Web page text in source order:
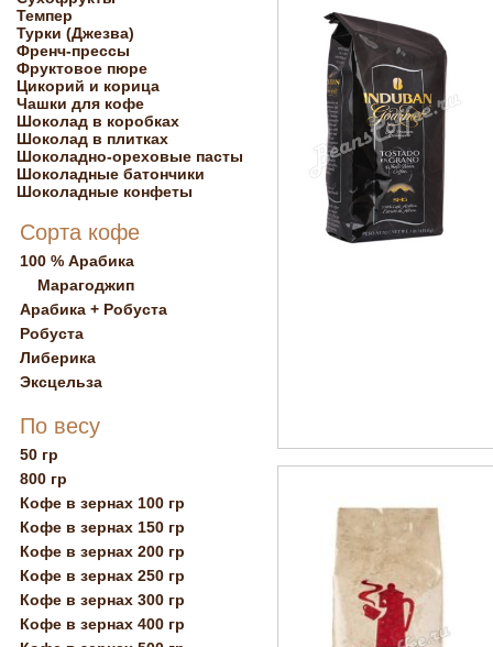
Темпер
Турки (Джезва)
Френч-прессы
Фруктовое пюре
Цикорий и корица
Чашки для кофе
Шоколад в коробках
Шоколад в плитках
Шоколадно-ореховые пасты
Шоколадные батончики
Шоколадные конфеты
Сорта кофе
100 % Арабика
Марагоджип
Арабика + Робуста
Робуста
Либерика
Эксцельза
По весу
50 гр
800 гр
Кофе в зернах 100 гр
Кофе в зернах 150 гр
Кофе в зернах 200 гр
Кофе в зернах 250 гр
Кофе в зернах 300 гр
Кофе в зернах 400 гр